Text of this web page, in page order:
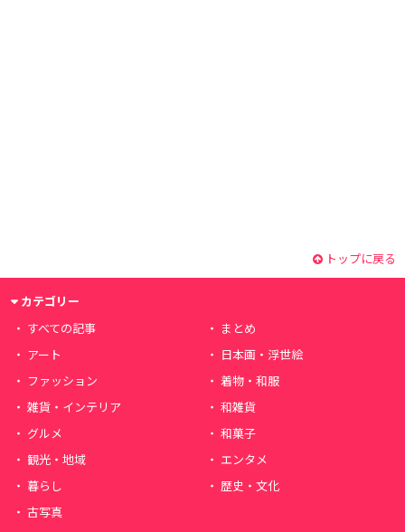
トップに戻る
カテゴリー
すべての記事
まとめ
アート
日本画・浮世絵
ファッション
着物・和服
雑貨・インテリア
和雑貨
グルメ
和菓子
観光・地域
エンタメ
暮らし
歴史・文化
古写真